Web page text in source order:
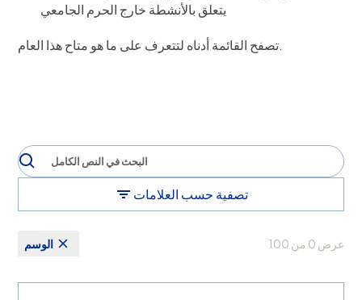
يتعلق بالأنشطة خارج الحرم الجامعي
تصفح القائمة أدناه لتتعرف على ما هو متاح هذا العام.
تصفية حسب العلامات
الوسم عرض 0 من 100